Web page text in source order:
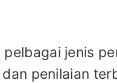
jenis
penilaian